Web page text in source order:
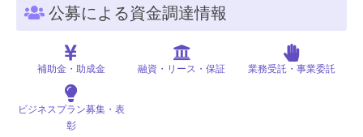
公募による資金調達情報
補助金・助成金 融資・リース・保証 業務受託・事業委託
ビジネスプラン募集・表
彰